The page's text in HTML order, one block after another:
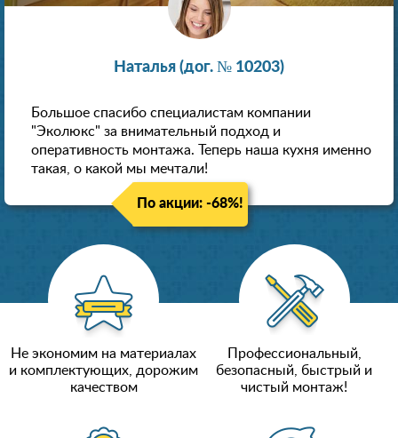
Наталья (дог. № 10203)
Большое спасибо специалистам компании
"Эколюкс" за внимательный подход и
оперативность монтажа. Теперь наша кухня именно
такая, о какой мы мечтали!
По акции: -68%!
Не экономим на материалах
и комплектующих, дорожим
качеством
Профессиональный,
безопасный, быстрый и
чистый монтаж!